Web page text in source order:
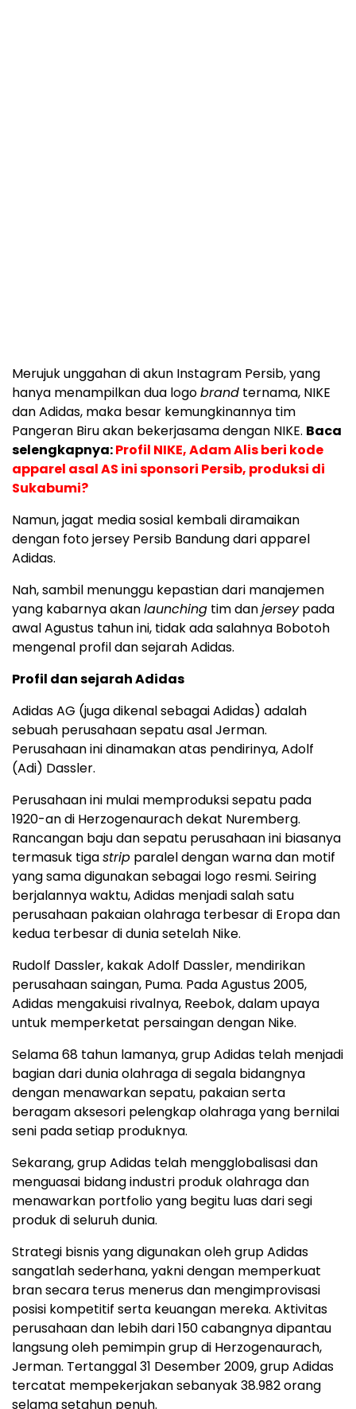
Merujuk unggahan di akun Instagram Persib, yang
hanya menampilkan dua logobrand ternama, NIKE
dan Adidas, maka besar kemungkinannya tim
Pangeran Biru akan bekerjasama dengan NIKE. Baca
selengkapnya:Profil NIKE, Adam Alis beri kode
apparel asal AS ini sponsori Persib, produksi di
Sukabumi?
Namun, jagat media sosial kembali diramaikan
dengan foto jersey Persib Bandung dari apparel
Adidas.
Nah, sambil menunggu kepastian dari manajemen
yang kabarnya akanlaunching tim danjerseypada
awal Agustus tahun ini, tidak ada salahnya Bobotoh
mengenal profil dan sejarah Adidas.
Profil dan sejarah Adidas
Adidas AG (juga dikenal sebagai Adidas) adalah
sebuah perusahaan sepatu asal Jerman.
Perusahaan ini dinamakan atas pendirinya, Adolf
(Adi) Dassler.
Perusahaan ini mulai memproduksi sepatu pada
1920-an di Herzogenaurach dekat Nuremberg.
Rancangan baju dan sepatu perusahaan ini biasanya
termasuk tigastrip paralel dengan warna dan motif
yang sama digunakan sebagai logo resmi. Seiring
berjalannya waktu, Adidas menjadi salah satu
perusahaan pakaian olahraga terbesar di Eropa dan
kedua terbesar di dunia setelah Nike.
Rudolf Dassler, kakak Adolf Dassler, mendirikan
perusahaan saingan, Puma. Pada Agustus 2005,
Adidas mengakuisi rivalnya, Reebok, dalam upaya
untuk memperketat persaingan dengan Nike.
Selama 68 tahun lamanya, grup Adidas telah menjadi
bagian dari dunia olahraga di segala bidangnya
dengan menawarkan sepatu, pakaian serta
beragam aksesori pelengkap olahraga yang bernilai
seni pada setiap produknya.
Sekarang, grup Adidas telah mengglobalisasi dan
menguasai bidang industri produk olahraga dan
menawarkan portfolio yang begitu luas dari segi
produk di seluruh dunia.
Strategi bisnis yang digunakan oleh grup Adidas
sangatlah sederhana, yakni dengan memperkuat
bran secara terus menerus dan mengimprovisasi
posisi kompetitif serta keuangan mereka. Aktivitas
perusahaan dan lebih dari 150 cabangnya dipantau
langsung oleh pemimpin grup di Herzogenaurach,
Jerman. Tertanggal 31 Desember 2009, grup Adidas
tercatat mempekerjakan sebanyak 38.982 orang
selama setahun penuh.